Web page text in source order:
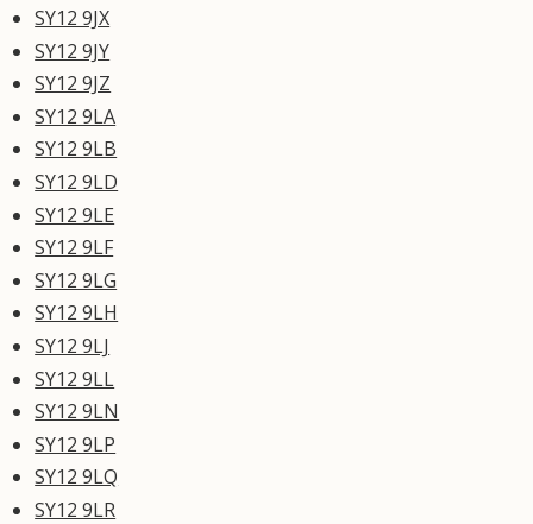
SY12 9JX
SY12 9JY
SY12 9JZ
SY12 9LA
SY12 9LB
SY12 9LD
SY12 9LE
SY12 9LF
SY12 9LG
SY12 9LH
SY12 9LJ
SY12 9LL
SY12 9LN
SY12 9LP
SY12 9LQ
SY12 9LR